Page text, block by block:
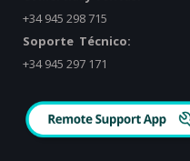
+34 945 298 715
Soporte Técnico:
+34 945 297 171